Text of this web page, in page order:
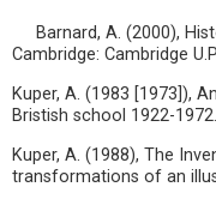
Barnard, A. (2000),
Cambridge: Cambridge
Kuper, A. (1983 [1973]),
Bristish school 1922-
Kuper, A. (1988), The
transformations of an